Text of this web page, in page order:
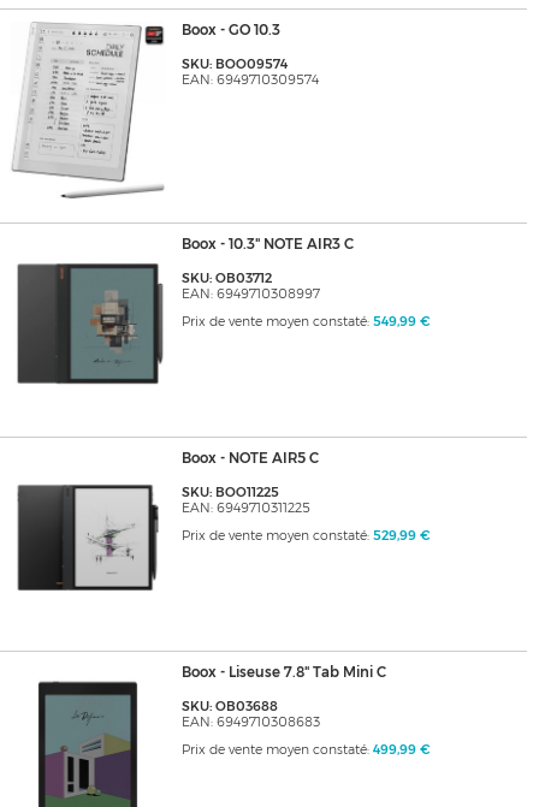
Boox - GO 10.3
SKU: BOO09574
EAN: 6949710309574
Boox - 10.3" NOTE AIR3 C
SKU: OB03712
EAN: 6949710308997
Prix de vente moyen constaté: 549,99 €
Boox - NOTE AIR5 C
SKU: BOO11225
EAN: 6949710311225
Prix de vente moyen constaté: 529,99 €
Boox - Liseuse 7.8" Tab Mini C
SKU: OB03688
EAN: 6949710308683
Prix de vente moyen constaté: 499,99 €